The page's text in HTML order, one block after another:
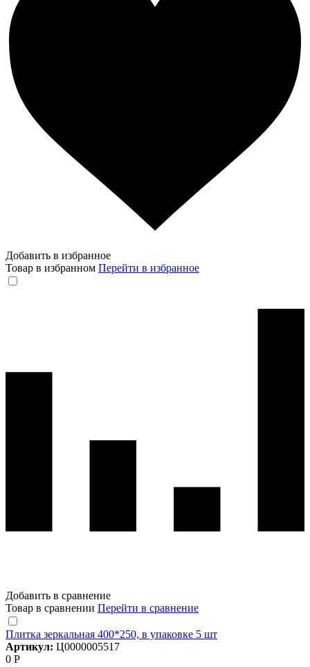
Добавить в избранное
Товар в избранном Перейти в избранное
Добавить в сравнение
Товар в сравнении Перейти в сравнение
Плитка зеркальная 400*250, в упаковке 5 шт
Артикул: Ц0000005517
0 Р